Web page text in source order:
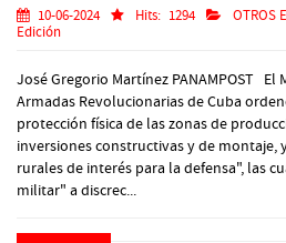
10-06-2024 Hits: 1294 OTROS
Edición
José Gregorio Martínez PANAMPOST El
Armadas Revolucionarias de Cuba
protección física de las zonas de
inversiones constructivas y de montaje,
rurales de interés para la defensa", las
militar" a discrec...